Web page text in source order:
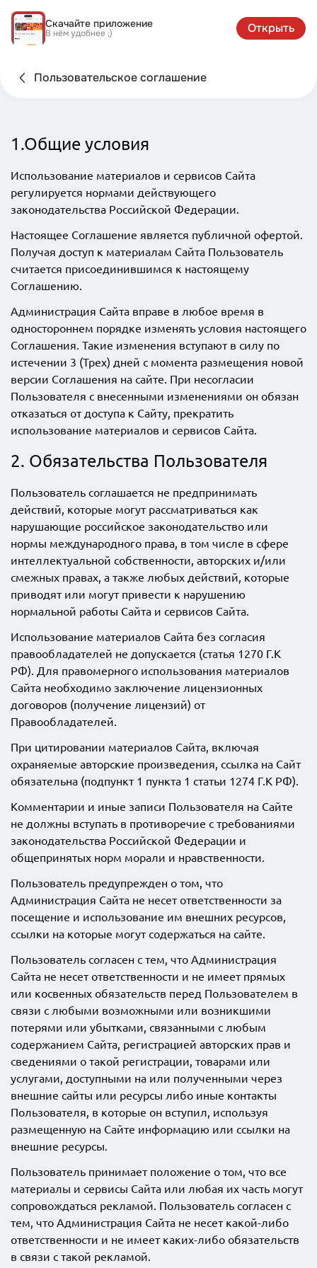
Скачайте приложение
В нём удобнее ;) Открыть
Пользовательское соглашение
1.Общие условия
Использование материалов и сервисов Сайта
регулируется нормами действующего
законодательства Российской Федерации.
Настоящее Соглашение является публичной офертой.
Получая доступ к материалам Сайта Пользователь
считается присоединившимся к настоящему
Соглашению.
Администрация Сайта вправе в любое время в
одностороннем порядке изменять условия настоящего
Соглашения. Такие изменения вступают в силу по
истечении 3 (Трех) дней с момента размещения новой
версии Соглашения на сайте. При несогласии
Пользователя с внесенными изменениями он обязан
отказаться от доступа к Сайту, прекратить
использование материалов и сервисов Сайта.
2. Обязательства Пользователя
Пользователь соглашается не предпринимать
действий, которые могут рассматриваться как
нарушающие российское законодательство или
нормы международного права, в том числе в сфере
интеллектуальной собственности, авторских и/или
смежных правах, а также любых действий, которые
приводят или могут привести к нарушению
нормальной работы Сайта и сервисов Сайта.
Использование материалов Сайта без согласия
правообладателей не допускается (статья 1270 Г.К
РФ). Для правомерного использования материалов
Сайта необходимо заключение лицензионных
договоров (получение лицензий) от
Правообладателей.
При цитировании материалов Сайта, включая
охраняемые авторские произведения, ссылка на Сайт
обязательна (подпункт 1 пункта 1 статьи 1274 Г.К РФ).
Комментарии и иные записи Пользователя на Сайте
не должны вступать в противоречие с требованиями
законодательства Российской Федерации и
общепринятых норм морали и нравственности.
Пользователь предупрежден о том, что
Администрация Сайта не несет ответственности за
посещение и использование им внешних ресурсов,
ссылки на которые могут содержаться на сайте.
Пользователь согласен с тем, что Администрация
Сайта не несет ответственности и не имеет прямых
или косвенных обязательств перед Пользователем в
связи с любыми возможными или возникшими
потерями или убытками, связанными с любым
содержанием Сайта, регистрацией авторских прав и
сведениями о такой регистрации, товарами или
услугами, доступными на или полученными через
внешние сайты или ресурсы либо иные контакты
Пользователя, в которые он вступил, используя
размещенную на Сайте информацию или ссылки на
внешние ресурсы.
Пользователь принимает положение о том, что все
материалы и сервисы Сайта или любая их часть могут
сопровождаться рекламой. Пользователь согласен с
тем, что Администрация Сайта не несет какой-либо
ответственности и не имеет каких-либо обязательств
в связи с такой рекламой.